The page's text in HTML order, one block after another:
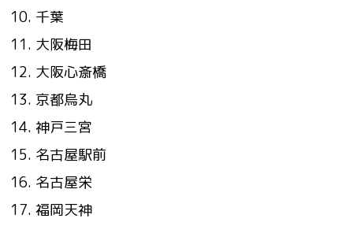
千葉
大阪梅田
大阪心斎橋
京都烏丸
神戸三宮
名古屋駅前
名古屋栄
福岡天神